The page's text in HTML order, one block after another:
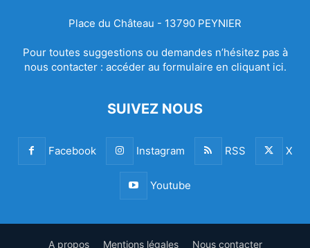
Place du Château - 13790 PEYNIER
Pour toutes suggestions ou demandes n’hésitez pas à
nous contacter : accéder au formulaire en cliquant ici.
SUIVEZ NOUS
Facebook Instagram RSS X
Youtube
A propos Mentions légales Nous contacter